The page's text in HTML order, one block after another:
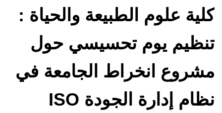
كلية علوم الطبيعة والحياة :
تنظيم يوم تحسيسي حول
مشروع انخراط الجامعة في
نظام إدارة الجودة ISO